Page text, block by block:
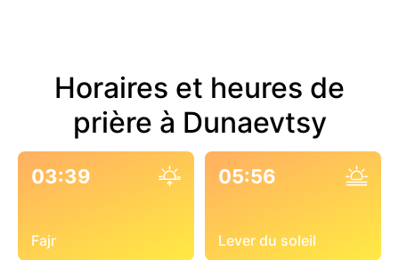
Horaires et heures de
prière à Dunaevtsy
03:39
Fajr
05:56
Lever du soleil